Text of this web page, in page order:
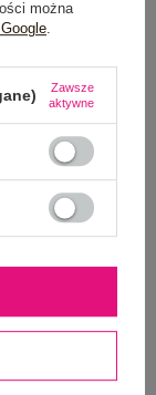
Zobacz wszystko
można
Zawsze
aktywne